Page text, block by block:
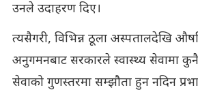
उनले उदाहरण दिए।
त्यसैगरी, विभिन्न ठूला अस्पतालदेखि
अनुगमनबाट सरकारले स्वास्थ्य सेवामा कुनै
सेवाको गुणस्तरमा सम्झौता हुन नदिन